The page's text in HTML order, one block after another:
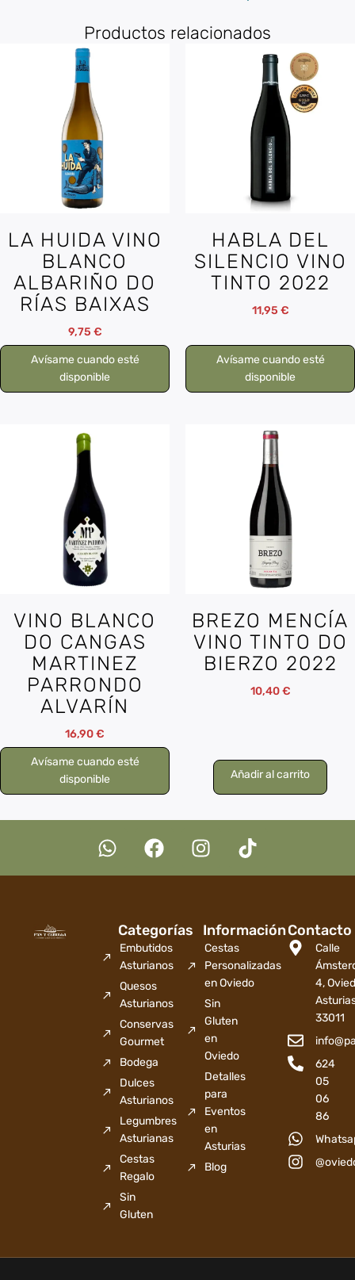
Productos relacionados
LA HUIDA VINO
BLANCO
ALBARIÑO DO
RÍAS BAIXAS
9,75 €
Avísame cuando esté
disponible
HABLA DEL
SILENCIO VINO
TINTO 2022
11,95 €
Avísame cuando esté
disponible
VINO BLANCO
DO CANGAS
MARTINEZ
PARRONDO
ALVARÍN
16,90€
Avísame cuando esté
disponible
BREZO MENCÍA
VINO TINTO DO
BIERZO 2022
10,40€
Añadir al carrito
Categorías
Embutidos
Asturianos
Quesos
Asturianos
Conservas
Gourmet
Bodega
Dulces
Asturianos
Legumbres
Asturianas
Cestas
Regalo
Sin
Gluten
Información
Cestas
Personalizadas
en Oviedo
Sin
Gluten
en
Oviedo
Detalles
para
Eventos
en
Asturias
Blog
Contacto
Calle
4,
33011
624
05
06
86